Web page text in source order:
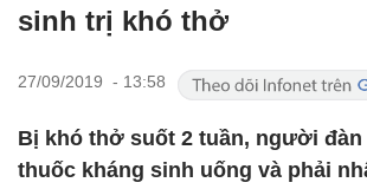
sinh trị khó thở
27/09/2019 - 13:58
Bị khó thở suốt 2 tuần, người
thuốc kháng sinh uống và phải